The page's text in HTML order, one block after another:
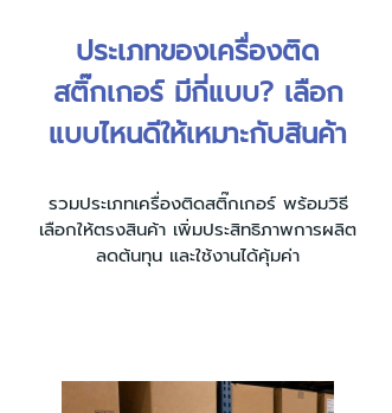
ประเภทของเครื่องติด
สติ๊กเกอร์ มีกี่แบบ? เลือก
แบบไหนดีให้เหมาะกับสินค้า
รวมประเภทเครื่องติดสติ๊กเกอร์ พร้อมวิธี
เลือกให้ตรงสินค้า เพิ่มประสิทธิภาพการผลิต
ลดต้นทุน และใช้งานได้คุ้มค่า